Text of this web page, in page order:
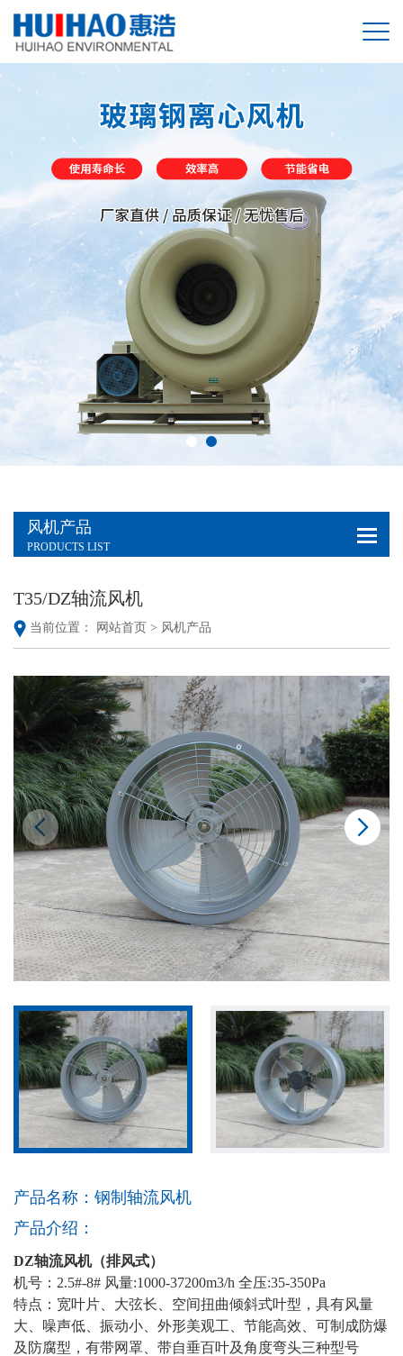
风机产品
PRODUCTS LIST
T35/DZ轴流风机
当前位置： 网站首页 > 风机产品
产品名称： 钢制轴流风机
产品介绍：
DZ轴流风机（排风式）
机号：2.5#-8# 风量:1000-37200m3/h 全压:35-350Pa
特点：宽叶片、大弦长、空间扭曲倾斜式叶型，具有风量
大、噪声低、振动小、外形美观工、节能高效、可制成防爆
及防腐型，有带网罩、带自垂百叶及角度弯头三种型号